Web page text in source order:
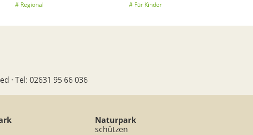
Regional Für Kinder
· Tel: 02631 95 66 036
Naturpark
schützen